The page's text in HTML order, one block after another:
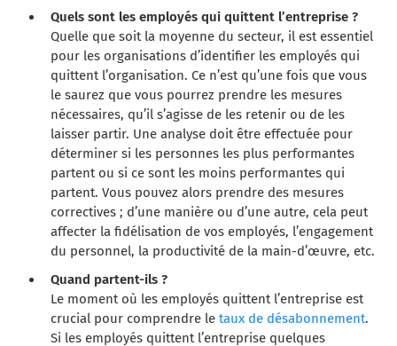
Quels sont les employés qui quittent l’entreprise ?
Quelle que soit la moyenne du secteur, il est essentiel
pour les organisations d’identifier les employés qui
quittent l’organisation. Ce n’est qu’une fois que vous
le saurez que vous pourrez prendre les mesures
nécessaires, qu’il s’agisse de les retenir ou de les
laisser partir. Une analyse doit être effectuée pour
déterminer si les personnes les plus performantes
partent ou si ce sont les moins performantes qui
partent. Vous pouvez alors prendre des mesures
correctives ; d’une manière ou d’une autre, cela peut
affecter la fidélisation de vos employés, l’engagement
du personnel, la productivité de la main-d’œuvre, etc.
Quand partent-ils ?
Le moment où les employés quittent l’entreprise est
crucial pour comprendre letaux de désabonnement.
Si les employés quittent l’entreprise quelques